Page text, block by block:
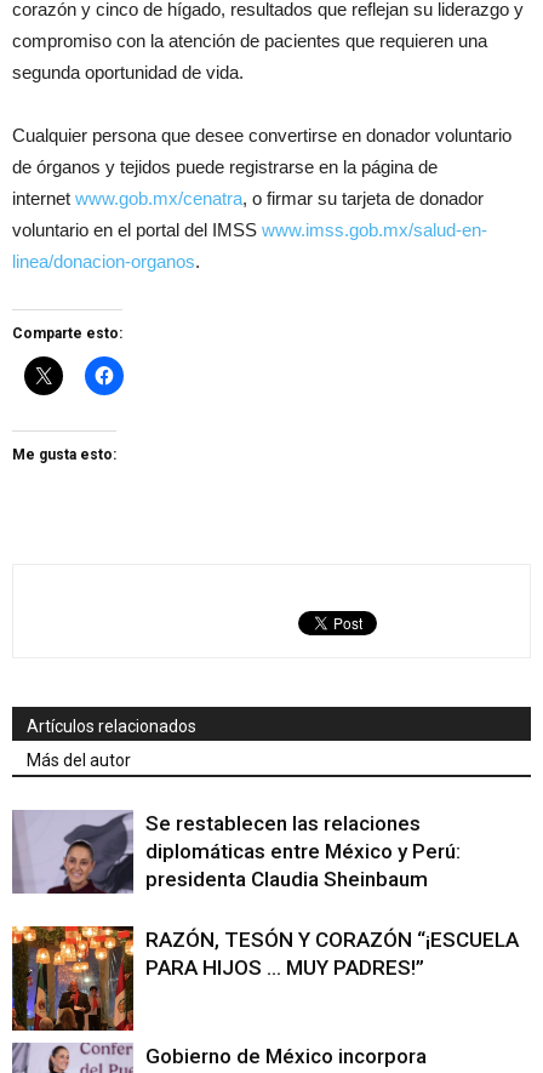
corazón y cinco de hígado, resultados que reflejan su liderazgo y
compromiso con la atención de pacientes que requieren una
segunda oportunidad de vida.
Cualquier persona que desee convertirse en donador voluntario
de órganos y tejidos puede registrarse en la página de
internet www.gob.mx/cenatra, o firmar su tarjeta de donador
voluntario en el portal del IMSS www.imss.gob.mx/salud-en-
linea/donacion-organos.
Comparte esto:
Me gusta esto:
Artículos relacionados
Más del autor
Se restablecen las relaciones
diplomáticas entre México y Perú:
presidenta Claudia Sheinbaum
RAZÓN, TESÓN Y CORAZÓN “¡ESCUELA
PARA HIJOS … MUY PADRES!”
Gobierno de México incorpora